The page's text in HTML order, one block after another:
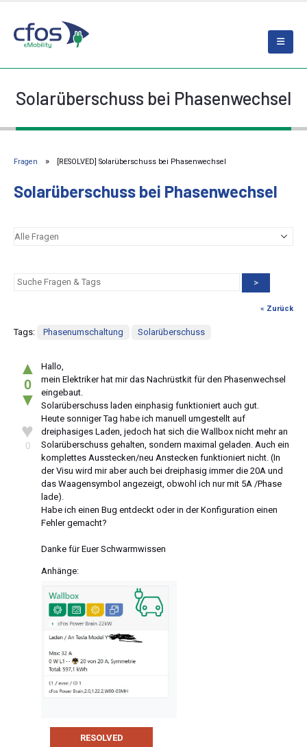
Solarüberschuss bei Phasenwechsel
Fragen [RESOLVED] Solarüberschuss bei Phasenwechsel
Solarüberschuss bei Phasenwechsel
>
« Zurück
Tags: Phasenumschaltung Solarüberschuss
▲
0
▼
♥
0
Hallo,
mein Elektriker hat mir das Nachrüstkit für den Phasenwechsel
eingebaut.
Solarüberschuss laden einphasig funktioniert auch gut.
Heute sonniger Tag habe ich manuell umgestellt auf
dreiphasiges Laden, jedoch hat sich die Wallbox nicht mehr an
Solarüberschuss gehalten, sondern maximal geladen. Auch ein
komplettes Ausstecken/neu Anstecken funktioniert nicht. (In
der Visu wird mir aber auch bei dreiphasig immer die 20A und
das Waagensymbol angezeigt, obwohl ich nur mit 5A /Phase
lade).
Habe ich einen Bug entdeckt oder in der Konfiguration einen
Fehler gemacht?
Danke für Euer Schwarmwissen
Anhänge:
RESOLVED